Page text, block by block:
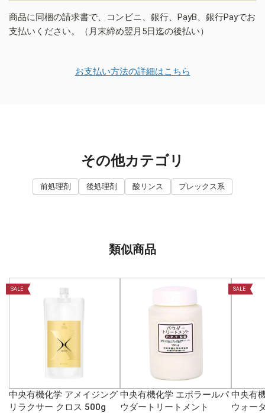
商品に同梱の請求書で、コンビニ、銀行、PayB、銀行Payでお
支払いください。（月末締め翌月5日迄の後払い）
お支払い方法の詳細はこちら
その他カテゴリ
前処理剤 後処理剤 酸リンス プレックス系
類似商品
SALE
中央有機化学 アメイジング
リラクサー クロス 500g
中央有機化学 エポラールパ
ウダートリートメント
SALE
中央有
ウォー